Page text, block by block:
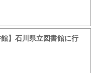
館】石川県立図書館に行